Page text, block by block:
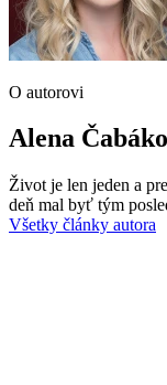
O autorovi
Alena
Život je len jeden a
deň mal byť tým
Všetky články autora